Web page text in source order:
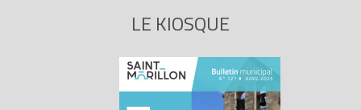
LE KIOSQUE